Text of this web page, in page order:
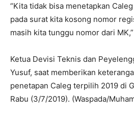
“Kita tidak bisa menetapkan
pada surat kita kosong nomor
masih kita tunggu nomor dari
Ketua Devisi Teknis dan
Yusuf, saat memberikan
penetapan Caleg terpilih 2019 di
Rabu (3/7/2019). (Waspada/